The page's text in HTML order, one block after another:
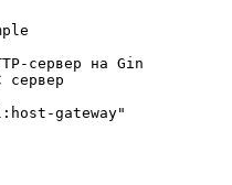
сервер на Gin
сервер
gateway"